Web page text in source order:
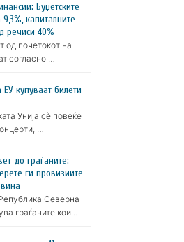
Буџетските
капиталните
речиси 40%
од почетокот на
согласно …
купуваат билети
Унија сè повеќе
…
до граѓаните:
ги провизиите
Северна
граѓаните кои …